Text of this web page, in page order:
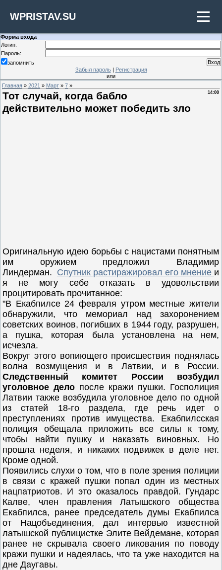
WPRISTAV.SU
Форма входа
Логин:
Пароль:
запомнить
Забыл пароль| Регистрация
или
Главная » 2021 » Март » 7 »
14:00
Тот случай, когда бабло
действительно может победить зло
Оригинальную идею борьбы с нацистами понятным
им оружием предложил Владимир
Линдерман. Спутник растиражировал его мнение и
я не могу себе отказать в удовольствии
процитировать прочитанное:
"В Екабпилсе 24 февраля утром местные жители
обнаружили, что мемориал над захоронением
советских воинов, погибших в 1944 году, разрушен,
а пушка, которая была установлена на нем,
исчезла.
Вокруг этого вопиющего происшествия поднялась
волна возмущения и в Латвии, и в России.
Следственный комитет России возбудил
уголовное дело после кражи пушки. Госполиция
Латвии также возбудила уголовное дело по одной
из статей 18-го раздела, где речь идет о
преступлениях против имущества. Екабпилсская
полиция обещала приложить все силы к тому,
чтобы найти пушку и наказать виновных. Но
прошла неделя, и никаких подвижек в деле нет.
Кроме одной.
Появились слухи о том, что в поле зрения полиции
в связи с кражей пушки попал один из местных
нацпатриотов. И это оказалось правдой. Гундарс
Калве, член правления Латышского общества
Екабпилса, ранее председатель думы Екабпилса
от Нацобъединения, дал интервью известной
латышской публицистке Элите Вейдемане, которая
ранее не скрывала своего ликования по поводу
кражи пушки и надеялась, что та уже находится на
дне Даугавы.